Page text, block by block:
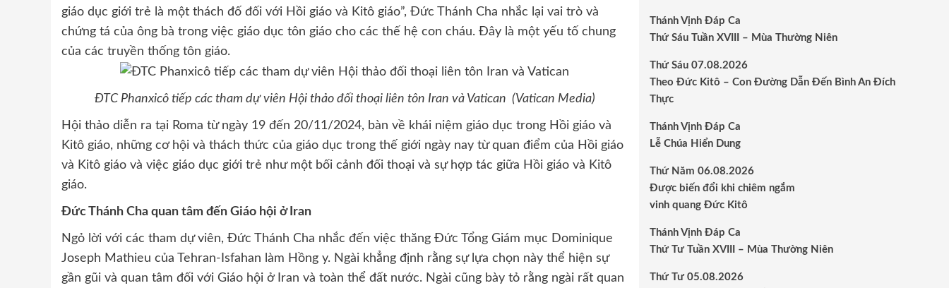
giáo dục giới trẻ là một thách đố đối với Hồi giáo và Kitô giáo”, Đức Thánh Cha nhắc lại vai trò và
chứng tá của ông bà trong việc giáo dục tôn giáo cho các thế hệ con cháu. Đây là một yếu tố chung
của các truyền thống tôn giáo.
ĐTC Phanxicô tiếp các tham dự viên Hội thảo đối thoại liên tôn Iran và Vatican (Vatican Media)
Hội thảo diễn ra tại Roma từ ngày 19 đến 20/11/2024, bàn về khái niệm giáo dục trong Hồi giáo và
Kitô giáo, những cơ hội và thách thức của giáo dục trong thế giới ngày nay từ quan điểm của Hồi giáo
và Kitô giáo và việc giáo dục giới trẻ như một bối cảnh đối thoại và sự hợp tác giữa Hồi giáo và Kitô
giáo.
Đức Thánh Cha quan tâm đến Giáo hội ở Iran
Ngỏ lời với các tham dự viên, Đức Thánh Cha nhắc đến việc thăng Đức Tổng Giám mục Dominique
Joseph Mathieu của Tehran-Isfahan làm Hồng y. Ngài khẳng định rằng sự lựa chọn này thể hiện sự
gần gũi và quan tâm đối với Giáo hội ở Iran và toàn thể đất nước. Ngài cũng bày tỏ rằng ngài rất quan
Thánh Vịnh Đáp Ca
Thứ Sáu Tuần XVIII – Mùa Thường Niên
Thứ Sáu 07.08.2026
Theo Đức Kitô – Con Đường Dẫn Đến Bình An Đích
Thực
Thánh Vịnh Đáp Ca
Lễ Chúa Hiển Dung
Thứ Năm 06.08.2026
Được biến đổi khi chiêm ngắm
vinh quang Đức Kitô
Thánh Vịnh Đáp Ca
Thứ Tư Tuần XVIII – Mùa Thường Niên
Thứ Tư 05.08.2026